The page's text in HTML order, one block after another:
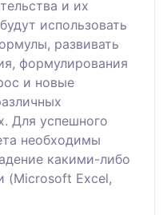
и их
использовать
развивать
формулирования
и новые
Для успешного
необходимы
какими-либо
(Microsoft Excel,